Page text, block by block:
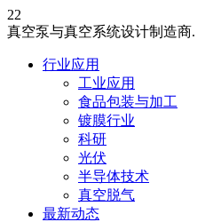
22
真空泵与真空系统设计制造商.
行业应用
工业应用
食品包装与加工
镀膜行业
科研
光伏
半导体技术
真空脱气
最新动态